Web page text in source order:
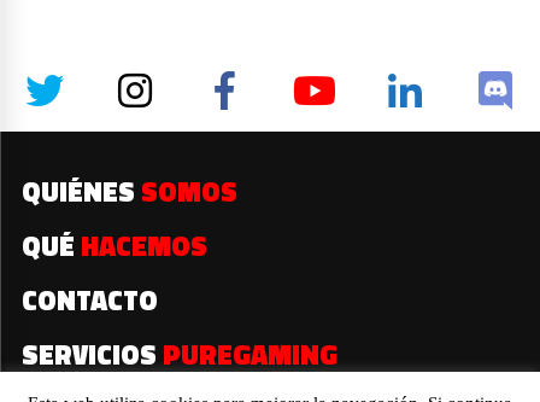
QUIÉNES SOMOS
QUÉ HACEMOS
CONTACTO
SERVICIOS PUREGAMING